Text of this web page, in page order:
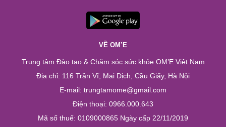
VỀ OM’E
Trung tâm Đào tạo & Chăm sóc sức khỏe OM’E Việt Nam
Địa chỉ: 116 Trần Vĩ, Mai Dịch, Cầu Giấy, Hà Nội
E-mail: trungtamome@gmail.com
Điện thoại: 0966.000.643
Mã số thuế: 0109000865 Ngày cấp 22/11/2019